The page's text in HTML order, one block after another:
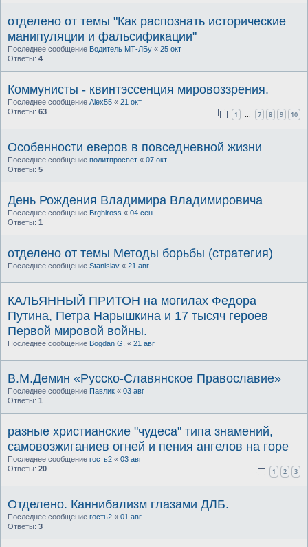
отделено от темы "Как распознать исторические
манипуляции и фальсификации"
Последнее сообщение Водитель МТ-ЛБу « 25 окт
Ответы: 4
Коммунисты - квинтэссенция мировоззрения.
Последнее сообщение Alex55 « 21 окт
Ответы: 63 1 … 7 8 9 10
Особенности еверов в повседневной жизни
Последнее сообщение политпросвет « 07 окт
Ответы: 5
День Рождения Владимира Владимировича
Последнее сообщение Brghiross « 04 сен
Ответы: 1
отделено от темы Методы борьбы (стратегия)
Последнее сообщение Stanislav « 21 авг
КАЛЬЯННЫЙ ПРИТОН на могилах Федора
Путина, Петра Нарышкина и 17 тысяч героев
Первой мировой войны.
Последнее сообщение Bogdan G. « 21 авг
В.М.Демин «Русско-Славянское Православие»
Последнее сообщение Павлик « 03 авг
Ответы: 1
разные христианские "чудеса" типа знамений,
самовозжиганиев огней и пения ангелов на горе
Последнее сообщение гость2 « 03 авг
Ответы: 20 1 2 3
Отделено. Каннибализм глазами ДЛБ.
Последнее сообщение гость2 « 01 авг
Ответы: 3